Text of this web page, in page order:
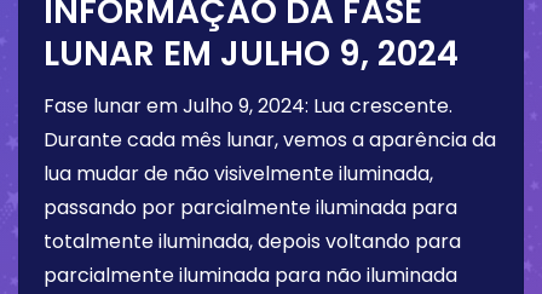
INFORMAÇÃO DA FASE
LUNAR EM JULHO 9, 2024
Fase lunar emJulho 9, 2024: Lua crescente.
Durante cada mês lunar, vemos a aparência da
lua mudar de não visivelmente iluminada,
passando por parcialmente iluminada para
totalmente iluminada, depois voltando para
parcialmente iluminada para não iluminada